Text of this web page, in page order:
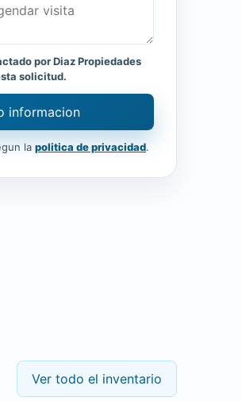
por Diaz Propiedades
solicitud.
informacion
la politica de privacidad.
Ver todo el inventario